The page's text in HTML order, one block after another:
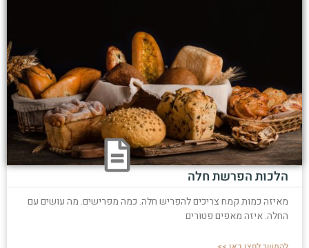
הלכות הפרשת חלה
מאיזה כמות קמח צריכים להפריש חלה. כמה מפרישים. מה עושים עם
החלה. איזה מאפים פטורים